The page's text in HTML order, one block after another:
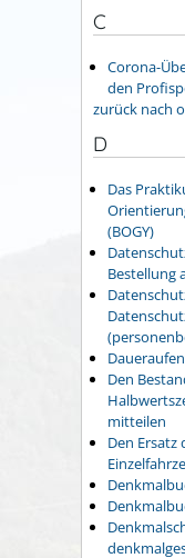
C
Corona-
den
zurück nach
D
Das
(BOGY)
Bestellung
Den
mitteilen
Den